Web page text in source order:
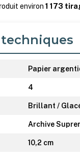
environ1 173
Papier
4
Brillant /
Archive
10,2 cm